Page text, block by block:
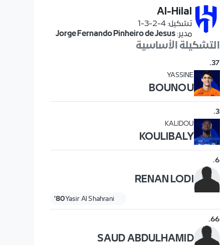
Al-Hilal
تشكيل:
4-2-3-1
مدير:
Jorge Fernando Pinheiro de Jesus
التشكيلة الأساسية
37
.
YASSINE
BOUNOU
3
.
KALIDOU
KOULIBALY
6
.
RENAN LODI
Yasir Al Shahrani
80'
66
.
SAUD ABDULHAMID